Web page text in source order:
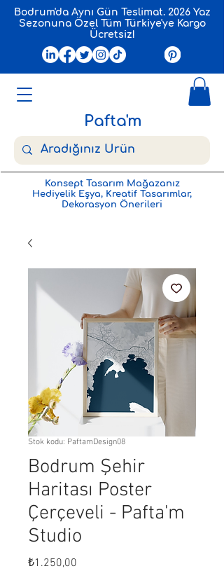
Pafta'm
Bodrum'da Aynı Gün Teslimat. 2026 Yaz
Sezonuna Özel Tüm Türkiye'ye Kargo
Ücretsiz!
Konsept Tasarım Mağazanız
Hediyelik Eşya, Kreatif Tasarımlar,
Dekorasyon Önerileri
Stok kodu: PaftamDesign08
Bodrum Şehir
Haritası Poster
Çerçeveli - Pafta'm
Studio
₺1.250,00